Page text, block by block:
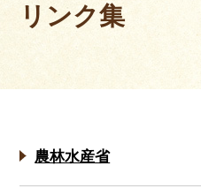
リンク集
農林水産省